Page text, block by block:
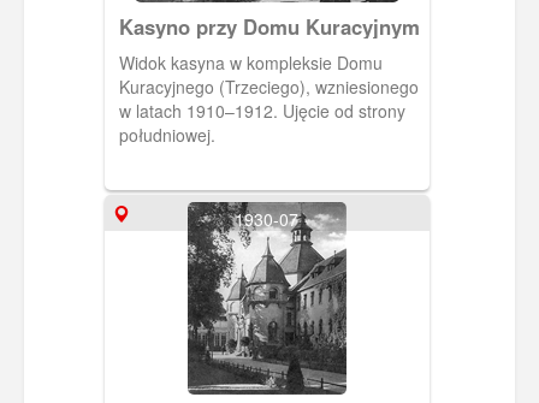
Kasyno przy Domu Kuracyjnym
Widok kasyna w kompleksie Domu
Kuracyjnego (Trzeciego), wzniesionego
w latach 1910–1912. Ujęcie od strony
południowej.
1930-07